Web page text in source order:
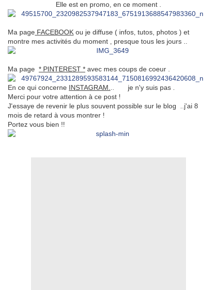
Elle est en promo, en ce moment .
Ma page FACEBOOK ou je diffuse ( infos, tutos, photos ) et
montre mes activités du moment , presque tous les jours ..
Ma page * PINTEREST * avec mes coups de coeur .
En ce qui concerne INSTAGRAM.
.. je n'y suis pas .
Merci pour votre attention à ce post !
J'essaye de revenir le plus souvent possible sur le blog ..j'ai 8
mois de retard à vous montrer !
Portez vous bien !!